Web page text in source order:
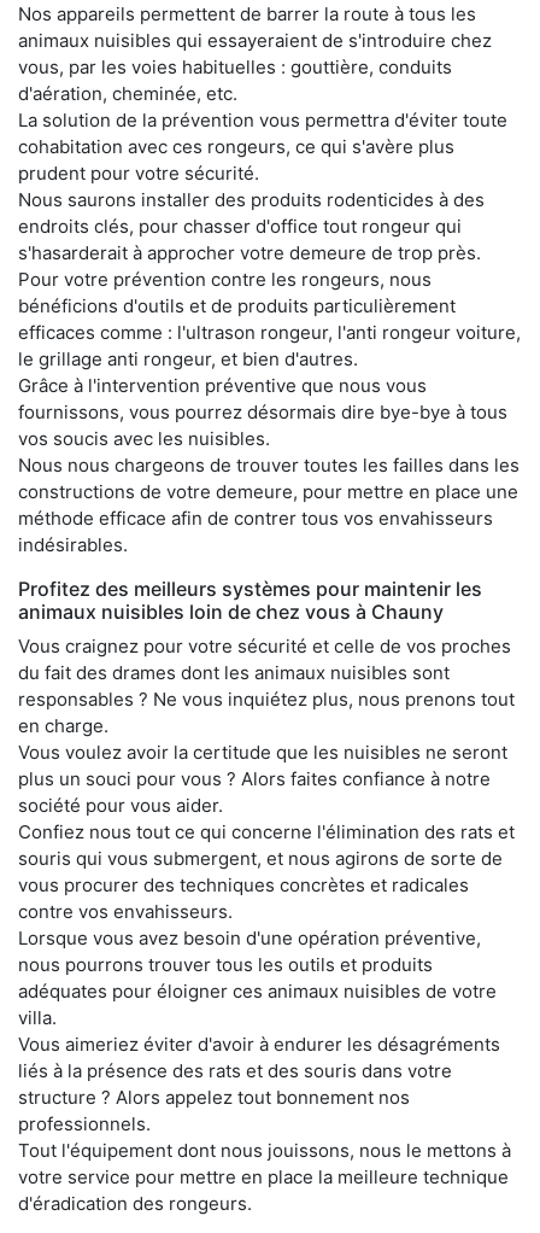
Nos appareils permettent de barrer la route à tous les
animaux nuisibles qui essayeraient de s'introduire chez
vous, par les voies habituelles : gouttière, conduits
d'aération, cheminée, etc.
La solution de la prévention vous permettra d'éviter toute
cohabitation avec ces rongeurs, ce qui s'avère plus
prudent pour votre sécurité.
Nous saurons installer des produits rodenticides à des
endroits clés, pour chasser d'office tout rongeur qui
s'hasarderait à approcher votre demeure de trop près.
Pour votre prévention contre les rongeurs, nous
bénéficions d'outils et de produits particulièrement
efficaces comme : l'ultrason rongeur, l'anti rongeur voiture,
le grillage anti rongeur, et bien d'autres.
Grâce à l'intervention préventive que nous vous
fournissons, vous pourrez désormais dire bye-bye à tous
vos soucis avec les nuisibles.
Nous nous chargeons de trouver toutes les failles dans les
constructions de votre demeure, pour mettre en place une
méthode efficace afin de contrer tous vos envahisseurs
indésirables.
Profitez des meilleurs systèmes pour maintenir les
animaux nuisibles loin de chez vous à Chauny
Vous craignez pour votre sécurité et celle de vos proches
du fait des drames dont les animaux nuisibles sont
responsables ? Ne vous inquiétez plus, nous prenons tout
en charge.
Vous voulez avoir la certitude que les nuisibles ne seront
plus un souci pour vous ? Alors faites confiance à notre
société pour vous aider.
Confiez nous tout ce qui concerne l'élimination des rats et
souris qui vous submergent, et nous agirons de sorte de
vous procurer des techniques concrètes et radicales
contre vos envahisseurs.
Lorsque vous avez besoin d'une opération préventive,
nous pourrons trouver tous les outils et produits
adéquates pour éloigner ces animaux nuisibles de votre
villa.
Vous aimeriez éviter d'avoir à endurer les désagréments
liés à la présence des rats et des souris dans votre
structure ? Alors appelez tout bonnement nos
professionnels.
Tout l'équipement dont nous jouissons, nous le mettons à
votre service pour mettre en place la meilleure technique
d'éradication des rongeurs.